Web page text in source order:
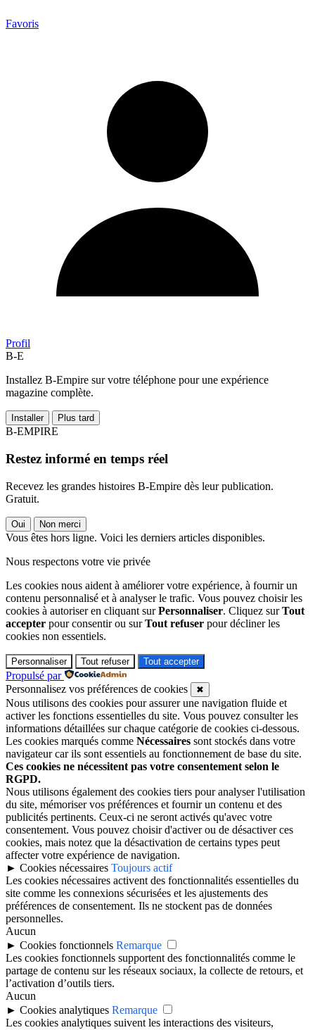
Favoris
Profil
B-E
Installez B-Empire sur votre téléphone pour une expérience
magazine complète.
Installer Plus tard
B-EMPIRE
Restez informé en temps réel
Recevez les grandes histoires B-Empire dès leur publication.
Gratuit.
Oui Non merci
Vous êtes hors ligne. Voici les derniers articles disponibles.
Nous respectons votre vie privée
Les cookies nous aident à améliorer votre expérience, à fournir un
contenu personnalisé et à analyser le trafic. Vous pouvez choisir les
cookies à autoriser en cliquant surPersonnaliser. Cliquez surTout
accepter pour consentir ou surTout refuser pour décliner les
cookies non essentiels.
Personnaliser Tout refuser Tout accepter
Propulsé par
Personnalisez vos préférences de cookies
✖
Nous utilisons des cookies pour assurer une navigation fluide et
activer les fonctions essentielles du site. Vous pouvez consulter les
informations détaillées sur chaque catégorie de cookies ci-dessous.
Les cookies marqués comme Nécessaires sont stockés dans votre
navigateur car ils sont essentiels au fonctionnement de base du site.
Ces cookies ne nécessitent pas votre consentement selon le
RGPD.
Nous utilisons également des cookies tiers pour analyser l'utilisation
du site, mémoriser vos préférences et fournir un contenu et des
publicités pertinents. Ceux-ci ne seront activés qu'avec votre
consentement. Vous pouvez choisir d'activer ou de désactiver ces
cookies, mais notez que la désactivation de certains types peut
affecter votre expérience de navigation.
► Cookies nécessaires Toujours actif
Les cookies nécessaires activent des fonctionnalités essentielles du
site comme les connexions sécurisées et les ajustements des
préférences de consentement. Ils ne stockent pas de données
personnelles.
Aucun
► Cookies fonctionnels Remarque
Les cookies fonctionnels supportent des fonctionnalités comme le
partage de contenu sur les réseaux sociaux, la collecte de retours, et
l’activation d’outils tiers.
Aucun
► Cookies analytiques Remarque
Les cookies analytiques suivent les interactions des visiteurs,